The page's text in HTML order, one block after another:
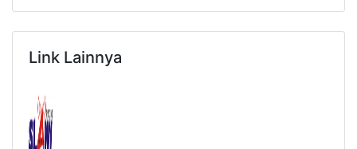
Link Lainnya